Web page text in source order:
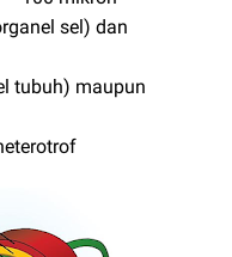
sel) dan
tubuh) maupun